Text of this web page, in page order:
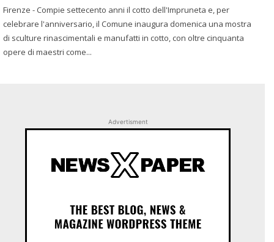
Firenze - Compie settecento anni il cotto dell'Impruneta e, per
celebrare l'anniversario, il Comune inaugura domenica una mostra
di sculture rinascimentali e manufatti in cotto, con oltre cinquanta
opere di maestri come...
Advertisment